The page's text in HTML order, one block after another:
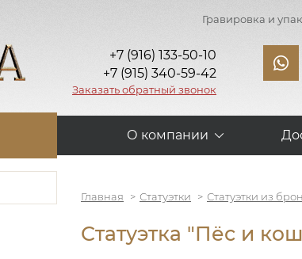
Гравировка и
+7 (916) 133-50-10
+7 (915) 340-59-42
Заказать обратный звонок
О компании
Главная Статуэтки Статуэтки из
Статуэтка "Пёс и